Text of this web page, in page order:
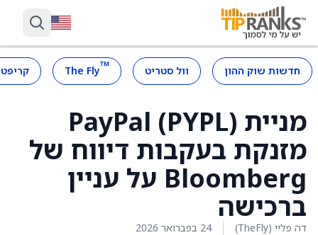
חדשות שוק ההון וול סטריט ™
The Fly
מניית PayPal (PYPL)
מזנקת בעקבות דיווח של
Bloomberg על עניין
ברכישה
דה פליי (TheFly) 24 בפברואר 2026